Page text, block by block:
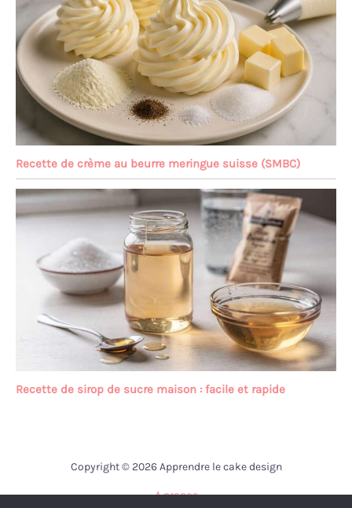
Recette de crème au beurre meringue suisse (SMBC)
Recette de sirop de sucre maison : facile et rapide
Copyright © 2026 Apprendre le cake design
A propos